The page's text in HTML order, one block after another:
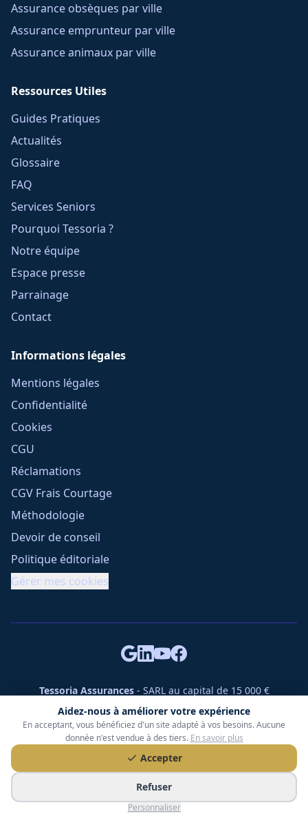
Aidez-nous à améliorer votre expérience
En acceptant, vous bénéficiez d'un site adapté à vos besoins. Aucune
donnée n'est vendue à des tiers. En savoir plus
Accepter
Refuser
Personnaliser
Assurance obsèques par ville
Assurance emprunteur par ville
Assurance animaux par ville
Ressources Utiles
Guides Pratiques
Actualités
Glossaire
FAQ
Services Seniors
Pourquoi Tessoria ?
Notre équipe
Espace presse
Parrainage
Contact
Informations légales
Mentions légales
Confidentialité
Cookies
CGU
Réclamations
CGV Frais Courtage
Méthodologie
Devoir de conseil
Politique éditoriale
Gérer mes cookies
Tessoria Assurances- SARL au capital de 15 000 €
ORIAS n° 25007309 - RCS 990 206 179 - Membre du réseau
360 Courtage
RC Pro : Klarity - Contrat n° CCOUK000785
49 chemin des Gardettes Sine, 06570 Saint-Paul-de-Vence
© Tessoria Assurances. Tous droits réservés.